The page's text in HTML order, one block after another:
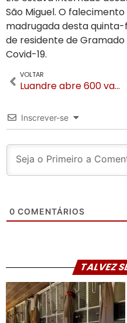
São Miguel. O
madrugada desta quinta-
de residente de
Covid-19.
VOLTAR
Luandre abre 600 vagas para Auxiliar de Logística no Rio Grande do Sul
Inscrever-se
0 COMENTÁRIOS
TALVEZ